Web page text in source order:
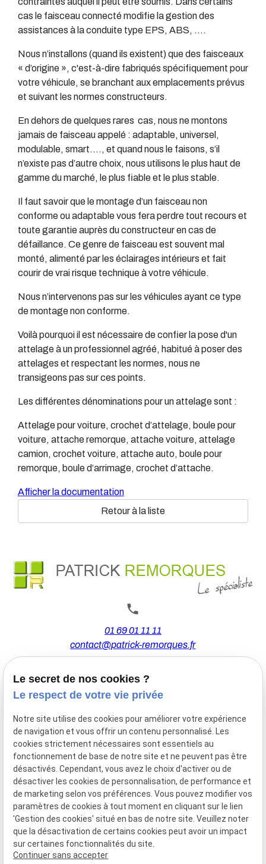
cas le faisceau connecté modifie la gestion des
assistances à la conduite type EPS, ABS, ….
Nous n’installons (quand ils existent) que des faisceaux
« d’origine », c'est-à-dire fabriqués spécifiquement pour
votre véhicule, se branchant aux emplacements prévus
et suivant les normes constructeurs.
En dehors de quelques rares cas, nous ne montons
jamais de faisceau appelé : adaptable, universel,
modulable, smart…., et quand nous le faisons, s’il
n’existe pas d’autre choix, nous utilisons le plus haut de
gamme du marché, le plus fiable et le plus stable.
Il faut savoir que le montage d’un faisceau non
conforme ou adaptable vous fera perdre tout recours et
toute garantie auprès du constructeur en cas de
défaillance. Ce genre de faisceau est souvent mal
monté, alimenté par les éclairages intérieurs et fait
courir de vrai risque technique à votre véhicule.
Nous n’intervenons pas sur les véhicules ayant ce type
de montage non conforme.
Voilà pourquoi il est nécessaire de confier la pose d'un
attelage à un professionnel agréé, habitué à poser des
attelages et respectant les normes, nous ne
transigeons pas sur ces points.
Les différentes dénominations pour un attelage sont :
Attelage pour voiture, crochet d’attelage, boule pour
voiture, attache remorque, attache voiture, attelage
camion, crochet voiture, attache auto, boule pour
remorque, boule d’arrimage, crochet d’attache.
Afficher la documentation
Retour à la liste
01 69 01 11 11
contact@patrick-remorques.fr
44 Avenue de la Division Leclerc
91160 BALLAINVILLIERS
Du Mardi au Samedi
De 9h00 à 12h30 et de 13h30 à 18h00
Le Lundi sur rendez-vous.
Mentions
légales
Politique de
confidentialité
Gestion
des
cookies
Plan du
site
Siret :77556328100028
Le secret de nos cookies ?
Le respect de votre vie privée
Notre site utilise des cookies pour améliorer votre expérience
de navigation et vous offrir un contenu personnalisé. Les
cookies strictement nécessaires sont essentiels au
fonctionnement de base de notre site et ne peuvent pas être
désactivés. Cependant, vous avez le choix d'activer ou de
désactiver les cookies de personnalisation, de performance et
de marketing selon vos préférences. Vous pouvez modifier vos
paramètres de cookies à tout moment en cliquant sur le lien
'Gestion des cookies' situé en bas de notre site. Veuillez noter
que la désactivation de certains cookies peut avoir un impact
sur certaines fonctionnalités du site.
Continuer sans accepter